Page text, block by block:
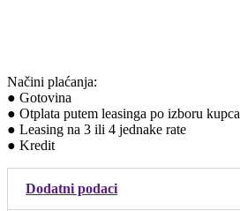
Načini plaćanja:
● Gotovina
● Otplata putem leasinga po izboru kupca
● Leasing na 3 ili 4 jednake rate
● Kredit
Dodatni podaci